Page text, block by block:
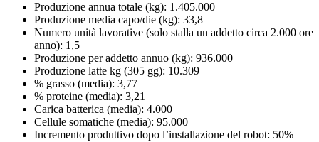
Produzione annua totale (kg): 1.405.000
Produzione media capo/die (kg): 33,8
Numero unità lavorative (solo stalla un addetto circa 2.000 ore
anno): 1,5
Produzione per addetto annuo (kg): 936.000
Produzione latte kg (305 gg): 10.309
% grasso (media): 3,77
% proteine (media): 3,21
Carica batterica (media): 4.000
Cellule somatiche (media): 95.000
Incremento produttivo dopo l’installazione del robot: 50%